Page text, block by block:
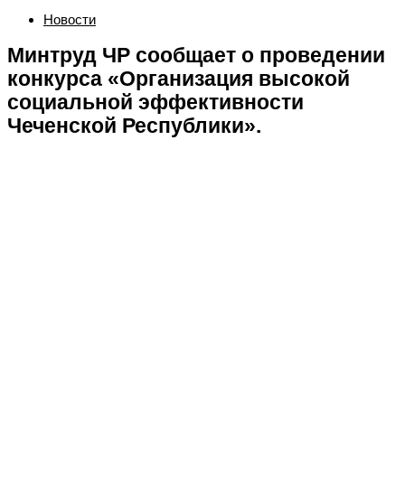
Новости
Минтруд ЧР сообщает о проведении
конкурса «Организация высокой
социальной эффективности
Чеченской Республики».